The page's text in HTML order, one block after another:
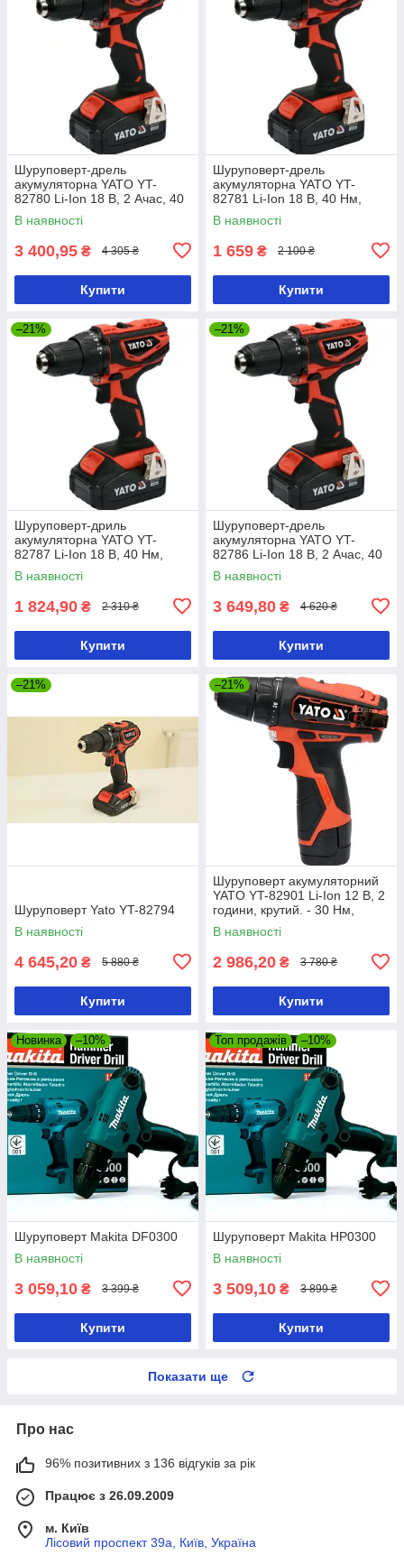
Шуруповерт-дрель
акумуляторна YATO YT-
82780 Li-Ion 18 В, 2 Ачас, 40
Нм, ↓13 мм
В наявності
3 400,95 ₴ 4 305 ₴
Купити
Шуруповерт-дрель
акумуляторна YATO YT-
82781 Li-Ion 18 В, 40 Нм,
he13 мм без акумулятора
В наявності
1 659 ₴ 2 100 ₴
Купити
–21%
Шуруповерт-дриль
акумуляторна YATO YT-
82787 Li-Ion 18 В, 40 Нм,
he13 мм без акумулятора
В наявності
1 824,90 ₴ 2 310 ₴
Купити
–21%
Шуруповерт-дрель
акумуляторна YATO YT-
82786 Li-Ion 18 В, 2 Ачас, 40
Нм, ↓13 мм
В наявності
3 649,80 ₴ 4 620 ₴
Купити
–21%
Шуруповерт Yato YT-82794
В наявності
4 645,20 ₴ 5 880 ₴
Купити
–21%
Шуруповерт акумуляторний
YATO YT-82901 Li-Ion 12 В, 2
години, крутий. - 30 Нм,
патрон he10 мм
В наявності
2 986,20 ₴ 3 780 ₴
Купити
Новинка –10%
Шуруповерт Makita DF0300
В наявності
3 059,10 ₴ 3 399 ₴
Купити
Топ продажів –10%
Шуруповерт Makita HP0300
В наявності
3 509,10 ₴ 3 899 ₴
Купити
Показати ще
Про нас
96% позитивних з 136 відгуків за рік
Працює з 26.09.2009
м. Київ
Лісовий проспект 39а, Київ, Україна